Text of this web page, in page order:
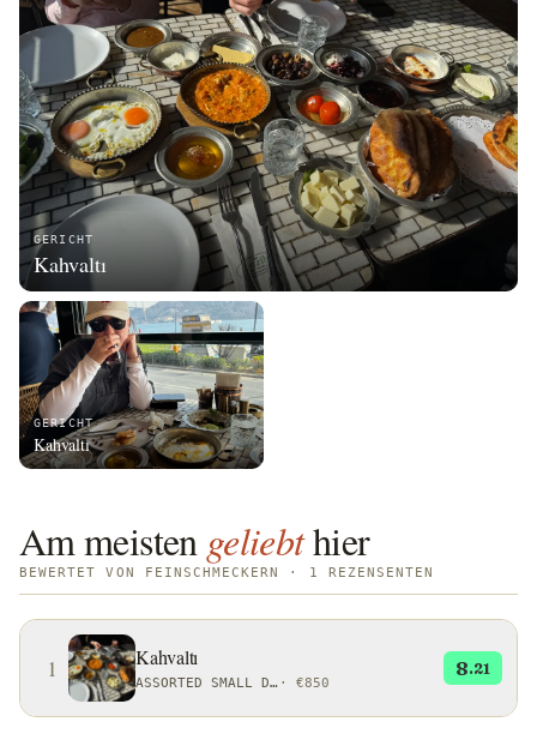
GERICHT
Kahvaltı
GERICHT
Kahvaltı
Am meisten geliebthier
BEWERTET VON FEINSCHMECKERN · 1 REZENSENTEN
1 Kahvaltı
ASSORTED SMALL DISHES OR RITUALS
· €850
8.21